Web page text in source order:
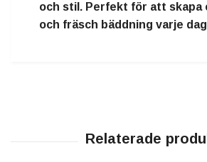
och stil. Perfekt för att skapa
och fräsch bäddning varje